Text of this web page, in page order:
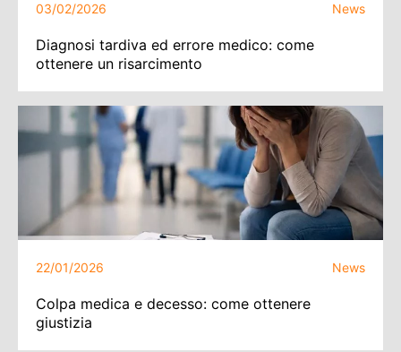
03/02/2026 News
Diagnosi tardiva ed errore medico: come
ottenere un risarcimento
22/01/2026 News
Colpa medica e decesso: come ottenere
giustizia